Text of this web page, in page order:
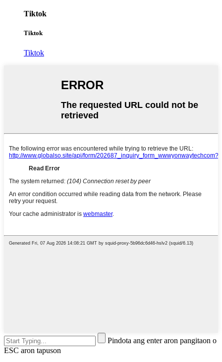
Tiktok
Tiktok
Tiktok
Pindota ang enter aron pangitaon o
ESC aron tapuson